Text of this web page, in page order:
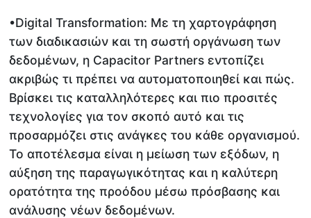
•Digital Transformation: Με τη χαρτογράφηση
των διαδικασιών και τη σωστή οργάνωση των
δεδομένων, η Capacitor Partners εντοπίζει
ακριβώς τι πρέπει να αυτοματοποιηθεί και πώς.
Βρίσκει τις καταλληλότερες και πιο προσιτές
τεχνολογίες για τον σκοπό αυτό και τις
προσαρμόζει στις ανάγκες του κάθε οργανισμού.
Το αποτέλεσμα είναι η μείωση των εξόδων, η
αύξηση της παραγωγικότητας και η καλύτερη
ορατότητα της προόδου μέσω πρόσβασης και
ανάλυσης νέων δεδομένων.